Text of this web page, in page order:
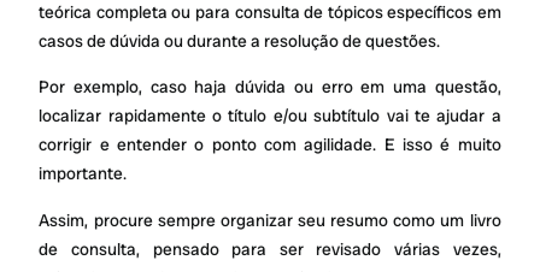
teórica completa ou para consulta de tópicos específicos em
casos de dúvida ou durante a resolução de questões.
Por exemplo, caso haja dúvida ou erro em uma questão,
localizar rapidamente o título e/ou subtítulo vai te ajudar a
corrigir e entender o ponto com agilidade. E isso é muito
importante.
Assim, procure sempre organizar seu resumo como um livro
de consulta, pensado para ser revisado várias vezes,